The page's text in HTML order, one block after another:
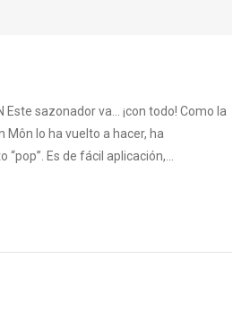
Este sazonador va… ¡con todo! Como la
Môn lo ha vuelto a hacer, ha
Es de fácil aplicación,…